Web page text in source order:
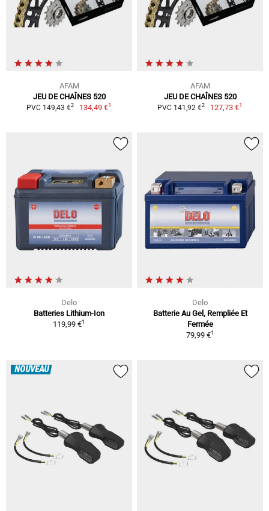
AFAM
JEU DE CHAÎNES 520
PVC 149,43 €2 134,49 €1
AFAM
JEU DE CHAÎNES 520
PVC 141,92 €2 127,73 €1
Delo
Batteries Lithium-Ion
119,99 €1
Delo
Batterie Au Gel, Rempliée Et
Fermée
79,99 €1
NOUVEAU